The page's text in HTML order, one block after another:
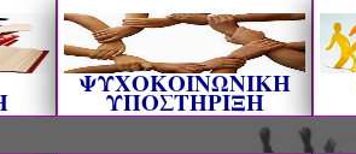
ΨΥΧΟΚΟΙΝΩΝΙΚΗ
ΥΠΟΣΤΗΡΙΞΗ